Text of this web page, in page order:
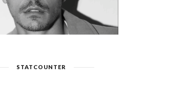
STATCOUNTER